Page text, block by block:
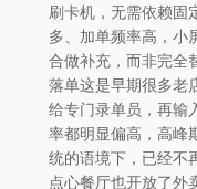
刷卡机，无需依赖固
多、加单频率高，小
合做补充，而非完全
落单这是早期很多老
给专门录单员，再输
率都明显偏高，高峰
统的语境下，已经不
点心餐厅也开放了外